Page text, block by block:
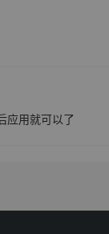
应用就可以了